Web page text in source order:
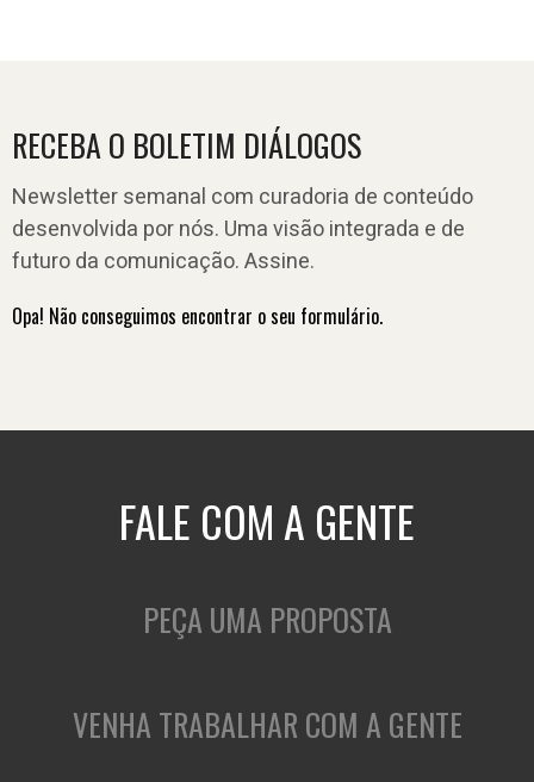
RECEBA O BOLETIM DIÁLOGOS
Newsletter semanal com curadoria de conteúdo
desenvolvida por nós. Uma visão integrada e de
futuro da comunicação. Assine.
Opa! Não conseguimos encontrar o seu formulário.
FALE COM A GENTE
PEÇA UMA PROPOSTA
VENHA TRABALHAR COM A GENTE